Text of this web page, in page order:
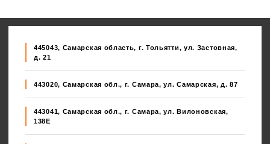
445043, Самарская область, г. Тольятти, ул. Застовная,
д. 21
443020, Самарская обл., г. Самара, ул. Самарская, д. 87
443041, Самарская обл., г. Самара, ул. Вилоновская,
138E